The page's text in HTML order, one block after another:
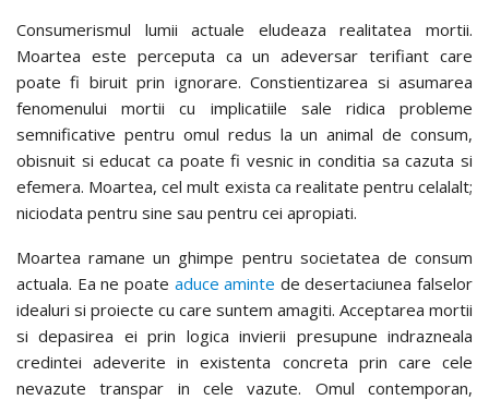
Consumerismul lumii actuale eludeaza realitatea mortii.
Moartea este perceputa ca un adeversar terifiant care
poate fi biruit prin ignorare. Constientizarea si asumarea
fenomenului mortii cu implicatiile sale ridica probleme
semnificative pentru omul redus la un animal de consum,
obisnuit si educat ca poate fi vesnic in conditia sa cazuta si
efemera. Moartea, cel mult exista ca realitate pentru celalalt;
niciodata pentru sine sau pentru cei apropiati.
Moartea ramane un ghimpe pentru societatea de consum
actuala. Ea ne poate aduce aminte de desertaciunea falselor
idealuri si proiecte cu care suntem amagiti. Acceptarea mortii
si depasirea ei prin logica invierii presupune indrazneala
credintei adeverite in existenta concreta prin care cele
nevazute transpar in cele vazute. Omul contemporan,